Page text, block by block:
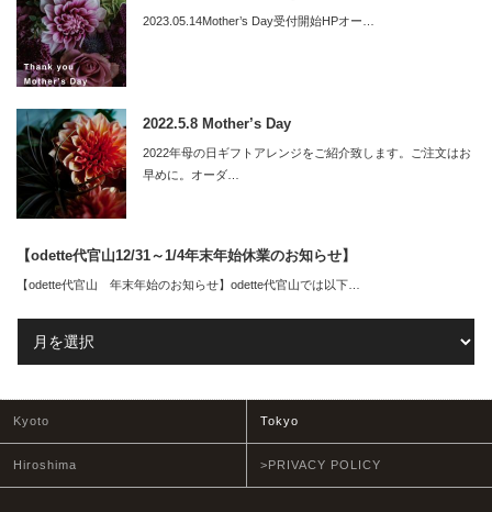
2023.05.14Mother’s Day受付開始HPオー…
2022.5.8 Mother’s Day
2022年母の日ギフトアレンジをご紹介致します。ご注文はお
早めに。オーダ…
【odette代官山12/31～1/4年末年始休業のお知らせ】
【odette代官山 年末年始のお知らせ】odette代官山では以下…
Kyoto Tokyo
Hiroshima >PRIVACY POLICY